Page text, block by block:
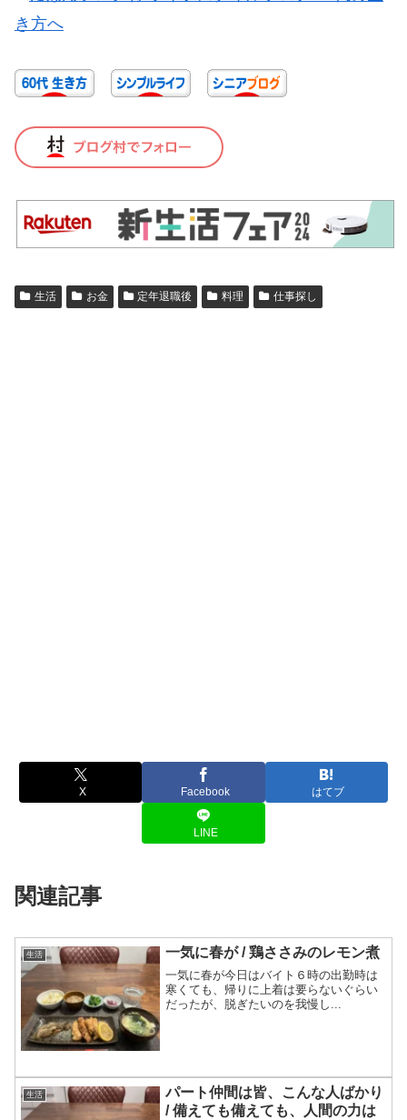
生活 お金 定年退職後 料理 仕事探し
X Facebook はてブ
LINE
関連記事
生活 一気に春が / 鶏ささみのレモン煮
一気に春が今日はバイト６時の出勤時は
寒くても、帰りに上着は要らないぐらい
だったが、脱ぎたいのを我慢し...
生活
パート仲間は皆、こんな人ばかり
/ 備えても備えても、人間の力は